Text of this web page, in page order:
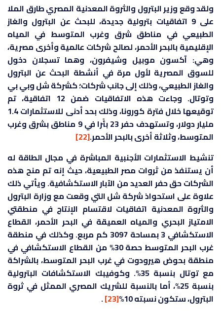
ولقد وقع وزير البترول والثروة المعدنية المصري طارق الملا
على 9 اتفاقيات بترولية جديدة، للبحث عن البترول والغاز
الطبيعي في مناطق شرق وغرب المتوسط في المياه
الإقليمية بالبحر الأحمر، لصالح شركات عالمية وأخرى مصرية،
وهي: آكسون موبيل وشيفرون، وهما تسجلان دخول
للسوق المصرية لأول مرة في أنشطة البحث عن البترول
والغاز الطبيعي، وذلك إلى جانب شركات؛ كشركة شل وبي بي
وتوتال. وجاءت هذه الاتفاقيات ضمن 12 اتفاقية، تم
توقيعها خلال فترة كورونا، وذلك بحد أدنى للاستثمارات 1.4
مليار دولار، وتستهدف حفر 23 بئًرا في 9 مناطق بشرق وغرب
المتوسط، وثلاثة أخرى بالبحر الأحمر.[22]
تنشيط الاستثمارات الأجنبية المباشرة في مجال الطاقة له
أن يستنفذ من ثروات مصر الطبيعية، حيث إنه تم منح هذه
الشركات حق حفر العديد من الآبار الاستكشافية. ويأتي ذلك
علاوة على استحواذ شركة شل التي وقعت مع وزارة البترول
والثروة المعدنية اتفاقيات لاقتسام الإنتاج في منطقتي
الامتياز البحري والمياه العميقة في البحر الأحمر، القطاع
الاستكشافي 3 بمساحة 3097 كم مربع. وكذلك في منطقة
غرب البحر المتوسط حصة 30% من القطاع الاستكشافي في
منطقة بحوض هيرودوت في غرب البحر المتوسط، بالشراكة
مع توتال بنسبة 35%. وكوفيبك الاستكشافات البترولية
بنسبة 25%، أما بالنسبة للشريك المصري الممثل في ثروة
البترول، ستكون نسبته 10%
[23]
.